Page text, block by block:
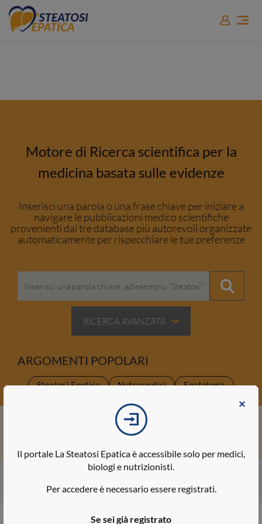
Il portale La Steatosi Epatica è accessibile solo per medici,
biologi e nutrizionisti.
Per accedere è necessario essere registrati.
Se sei già registrato
Motore di Ricerca scientifica per la
medicina basata sulle evidenze
Inserisci una parola o una frase chiave per iniziare a
navigare le pubblicazioni medico scientifiche
provenienti dai tre database più autorevoli organizzate
automaticamente per rispecchiare le tue preferenze
RICERCA AVANZATA
ARGOMENTI POPOLARI
Steatosi Epatica Nutraceutici
Epatologia
Prevenzione
Osservatorio della Steatosi Epatica
SCOPRI DI PIÙ